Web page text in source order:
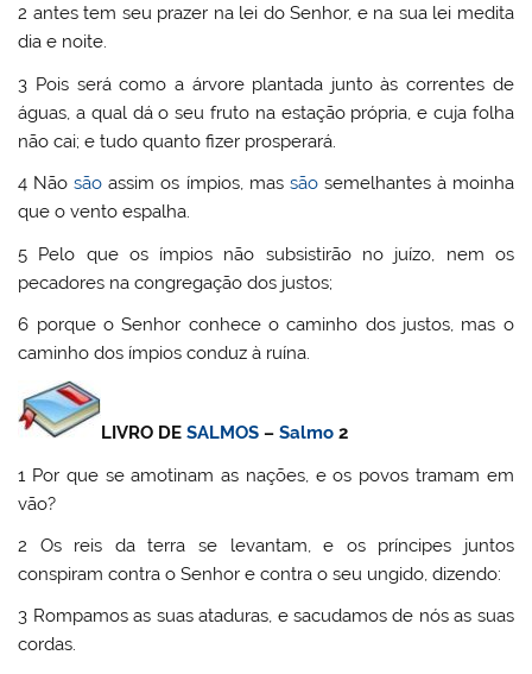
2 antes tem seu prazer na lei do Senhor, e na sua lei medita
dia e noite.
3 Pois será como a árvore plantada junto às correntes de
águas, a qual dá o seu fruto na estação própria, e cuja folha
não cai; e tudo quanto fizer prosperará.
4 Nãosão assim os ímpios, mas sãosemelhantes à moinha
que o vento espalha.
5 Pelo que os ímpios não subsistirão no juízo, nem os
pecadores na congregação dos justos;
6 porque o Senhor conhece o caminho dos justos, mas o
caminho dos ímpios conduz à ruína.
LIVRO DESALMOS –Salmo 2
1 Por que se amotinam as nações, e os povos tramam em
vão?
2 Os reis da terra se levantam, e os príncipes juntos
conspiram contra o Senhor e contra o seu ungido, dizendo:
3 Rompamos as suas ataduras, e sacudamos de nós as suas
cordas.